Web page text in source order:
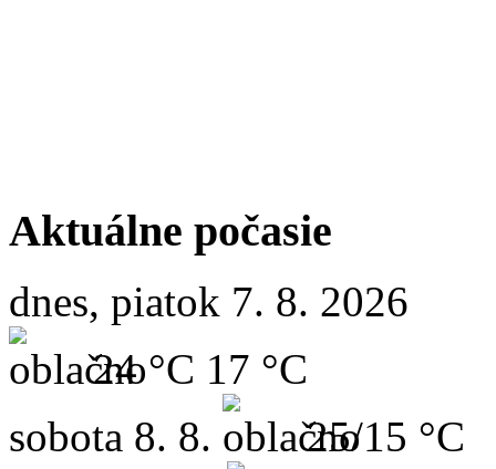
Aktuálne počasie
dnes, piatok 7. 8. 2026
24 °C 17 °C
sobota 8. 8. 25/15 °C